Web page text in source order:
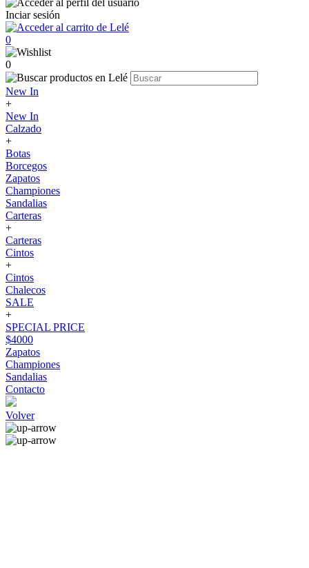
Inciar sesión
0
0
New In
+
New In
Calzado
+
Botas
Borcegos
Zapatos
Championes
Sandalias
Carteras
+
Carteras
Cintos
+
Cintos
Chalecos
SALE
+
SPECIAL PRICE
$4000
Zapatos
Championes
Sandalias
Contacto
Volver